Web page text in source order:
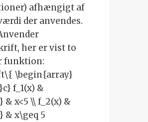
afhængigt af
der anvendes.
her er vist to
funktion:
\begin{array}
f_1(x) &
x<5 \\ f_2(x) &
& x\geq 5